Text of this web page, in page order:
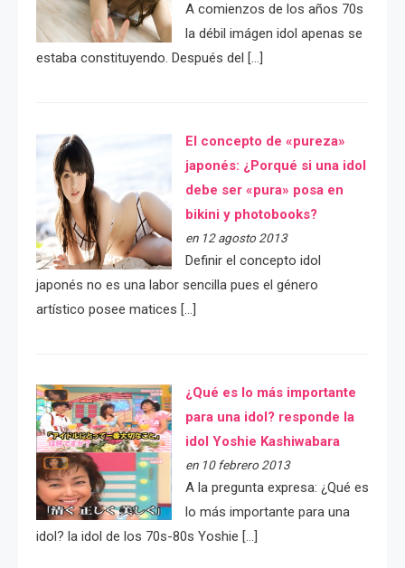
A comienzos de los años 70s
la débil imágen idol apenas se
estaba constituyendo. Después del […]
El concepto de «pureza»
japonés: ¿Porqué si una idol
debe ser «pura» posa en
bikini y photobooks?
en 12 agosto 2013
Definir el concepto idol
japonés no es una labor sencilla pues el género
artístico posee matices […]
¿Qué es lo más importante
para una idol? responde la
idol Yoshie Kashiwabara
en 10 febrero 2013
A la pregunta expresa: ¿Qué es
lo más importante para una
idol? la idol de los 70s-80s Yoshie […]